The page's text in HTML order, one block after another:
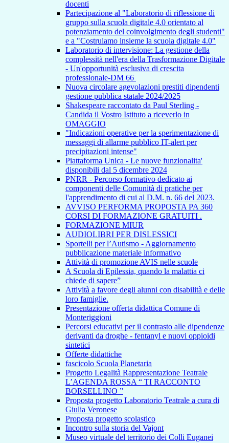
docenti
Partecipazione al "Laboratorio di riflessione di
gruppo sulla scuola digitale 4.0 orientato al
potenziamento del coinvolgimento degli studenti"
e a "Costruiamo insieme la scuola digitale 4.0"
Laboratorio di intervisione: La gestione della
complessità nell'era della Trasformazione Digitale
- Un'opportunità esclusiva di crescita
professionale-DM 66
Nuova circolare agevolazioni prestiti dipendenti
gestione pubblica statale 2024/2025
Shakespeare raccontato da Paul Sterling -
Candida il Vostro Istituto a riceverlo in
OMAGGIO
"Indicazioni operative per la sperimentazione di
messaggi di allarme pubblico IT-alert per
precipitazioni intense"
Piattaforma Unica - Le nuove funzionalita'
disponibili dal 5 dicembre 2024
PNRR - Percorso formativo dedicato ai
componenti delle Comunità di pratiche per
l'apprendimento di cui al D.M. n. 66 del 2023.
AVVISO PERFORMA PROPOSTA PA 360
CORSI DI FORMAZIONE GRATUITI .
FORMAZIONE MIUR
AUDIOLIBRI PER DISLESSICI
Sportelli per l’Autismo - Aggiornamento
pubblicazione materiale informativo
Attività di promozione AVIS nelle scuole
A Scuola di Epilessia, quando la malattia ci
chiede di sapere”
Attività a favore degli alunni con disabilità e delle
loro famiglie.
Presentazione offerta didattica Comune di
Monteriggioni
Percorsi educativi per il contrasto alle dipendenze
derivanti da droghe - fentanyl e nuovi oppioidi
sintetici
Offerte didattiche
fascicolo Scuola Planetaria
Progetto Legalità Rappresentazione Teatrale
L’AGENDA ROSSA “ TI RACCONTO
BORSELLINO ”
Proposta progetto Laboratorio Teatrale a cura di
Giulia Veronese
Proposta progetto scolastico
Incontro sulla storia del Vajont
Museo virtuale del territorio dei Colli Euganei